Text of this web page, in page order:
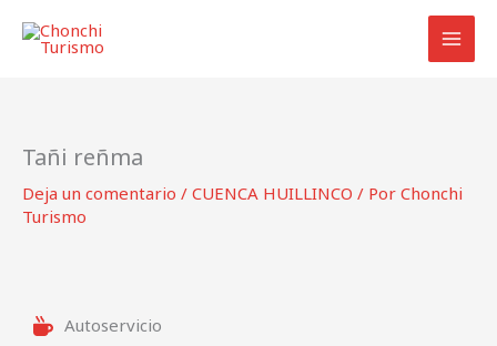
Tañi reñma
Deja un comentario / CUENCA HUILLINCO / Por Chonchi
Turismo
Autoservicio